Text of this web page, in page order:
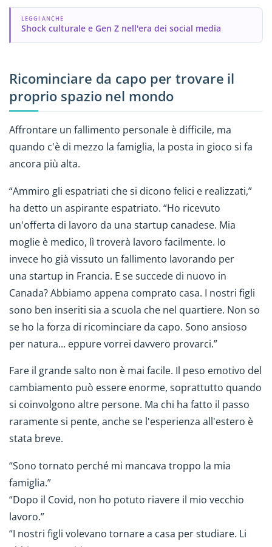
LEGGI ANCHE
Shock culturale e Gen Z nell'era dei social media
Ricominciare da capo per trovare il
proprio spazio nel mondo
Affrontare un fallimento personale è difficile, ma
quando c'è di mezzo la famiglia, la posta in gioco si fa
ancora più alta.
“Ammiro gli espatriati che si dicono felici e realizzati,”
ha detto un aspirante espatriato. “Ho ricevuto
un'offerta di lavoro da una startup canadese. Mia
moglie è medico, lì troverà lavoro facilmente. Io
invece ho già vissuto un fallimento lavorando per
una startup in Francia. E se succede di nuovo in
Canada? Abbiamo appena comprato casa. I nostri figli
sono ben inseriti sia a scuola che nel quartiere. Non so
se ho la forza di ricominciare da capo. Sono ansioso
per natura... eppure vorrei davvero provarci.”
Fare il grande salto non è mai facile. Il peso emotivo del
cambiamento può essere enorme, soprattutto quando
si coinvolgono altre persone. Ma chi ha fatto il passo
raramente si pente, anche se l'esperienza all'estero è
stata breve.
“Sono tornato perché mi mancava troppo la mia
famiglia.”
“Dopo il Covid, non ho potuto riavere il mio vecchio
lavoro.”
“I nostri figli volevano tornare a casa per studiare. Li